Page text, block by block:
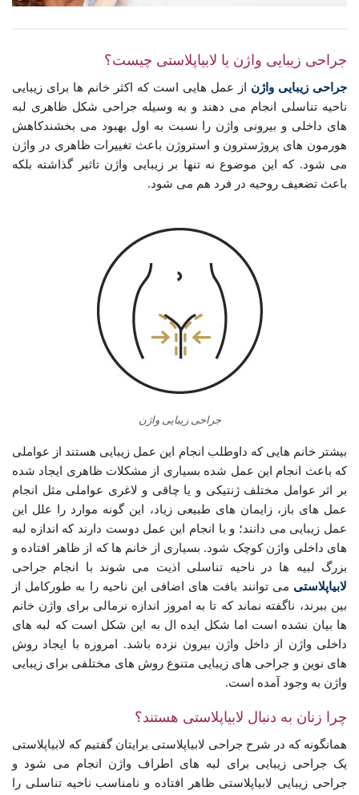
جراحی زیبایی واژن یا لابیاپلاستی چیست؟
جراحی زیبایی واژن از عمل هایی است که اکثر خانم ها برای زیبایی
ناحیه تناسلی انجام می دهند و به وسیله جراحی شکل ظاهری لبه
های داخلی و بیرونی واژن را نسبت به اول بهبود می بخشندکاهش
هورمون های پروژسترون و استروژن باعث تغییرات ظاهری در واژن
می شود. که این موضوع نه تنها بر زیبایی واژن تاثیر گذاشته بلکه
باعث تضعیف روحیه در فرد هم می شود.
جراحی زیبایی واژن
بیشتر خانم هایی که داوطلب انجام این عمل زیبایی هستند از عواملی
که باعث انجام این عمل شده بسیاری از مشکلات ظاهری ایجاد شده
بر اثر عوامل مختلف ژنتیکی و یا چاقی و لاغری عواملی مثل انجام
عمل های باز، زایمان های طبیعی زیاد، این گونه موارد را علل این
عمل زیبایی می دانند؛ و با انجام این عمل دوست دارند که اندازه لبه
های داخلی واژن کوچک شود. بسیاری از خانم ها که از ظاهر افتاده و
بزرگ لبیه ها در ناحیه تناسلی اذیت می شوند با انجام جراحی
لابیاپلاستی می توانند بافت های اضافی این ناحیه را به طورکامل از
بین ببرند، ناگفته نماند که تا به امروز اندازه نرمالی برای واژن خانم
ها بیان نشده است اما شکل ایده ال به این شکل است که لبه های
داخلی واژن از داخل واژن بیرون نزده باشد. امروزه با ایجاد روش
های نوین و جراحی های زیبایی متنوع روش های مختلفی برای زیبایی
واژن به وجود آمده است.
چرا زنان به دنبال لابیاپلاستی هستند؟
همانگونه که در شرح جراحی لابیاپلاستی برایتان گفتیم که لابیاپلاستی
یک جراحی زیبایی برای لبه های اطراف واژن انجام می شود و
جراحی زیبایی لابیاپلاستی ظاهر افتاده و نامناسب ناحیه تناسلی را